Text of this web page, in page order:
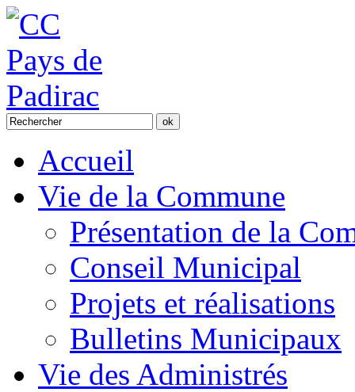
Accueil
Vie de la Commune
Présentation de la
Conseil Municipal
Projets et réalisations
Bulletins Municipaux
Vie des Administrés